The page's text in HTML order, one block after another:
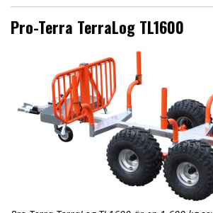
Pro-Terra TerraLog TL1600